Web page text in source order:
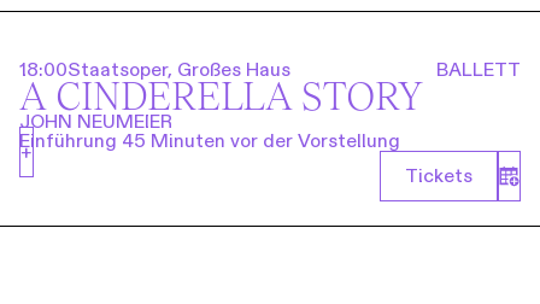
18:00Staatsoper, Großes Haus BALLETT
A CINDERELLA STORY
JOHN NEUMEIER
Einführung 45 Minuten vor der Vorstellung
Tickets
+